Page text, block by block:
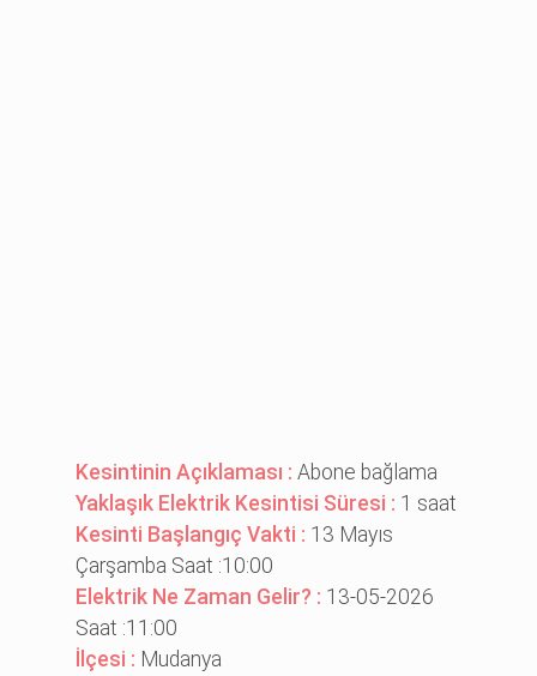
Kesintinin Açıklaması :Abone bağlama
Yaklaşık Elektrik Kesintisi Süresi : 1 saat
Kesinti Başlangıç Vakti : 13 Mayıs
Çarşamba Saat :10:00
Elektrik Ne Zaman Gelir? : 13-05-2026
Saat :11:00
İlçesi : Mudanya